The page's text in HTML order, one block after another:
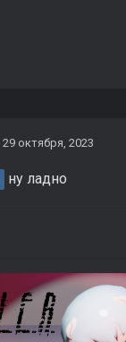
29 октября, 2023
ну ладно